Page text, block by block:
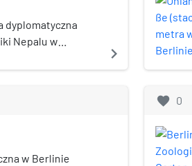
dyplomatyczna
Nepalu w
Berlinie oprócz
przy Stolicy
navigate_next
w Berlinie
favorite 0